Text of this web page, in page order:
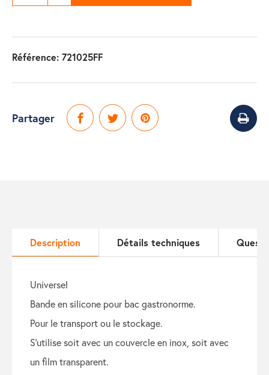
Référence: 721025FF
Partager
Description Détails techniques
universel
bande en silicone pour bac gastronorme.
pour le transport ou le stockage.
s'utilise soit avec un couvercle en inox, soit avec
un film transparent.